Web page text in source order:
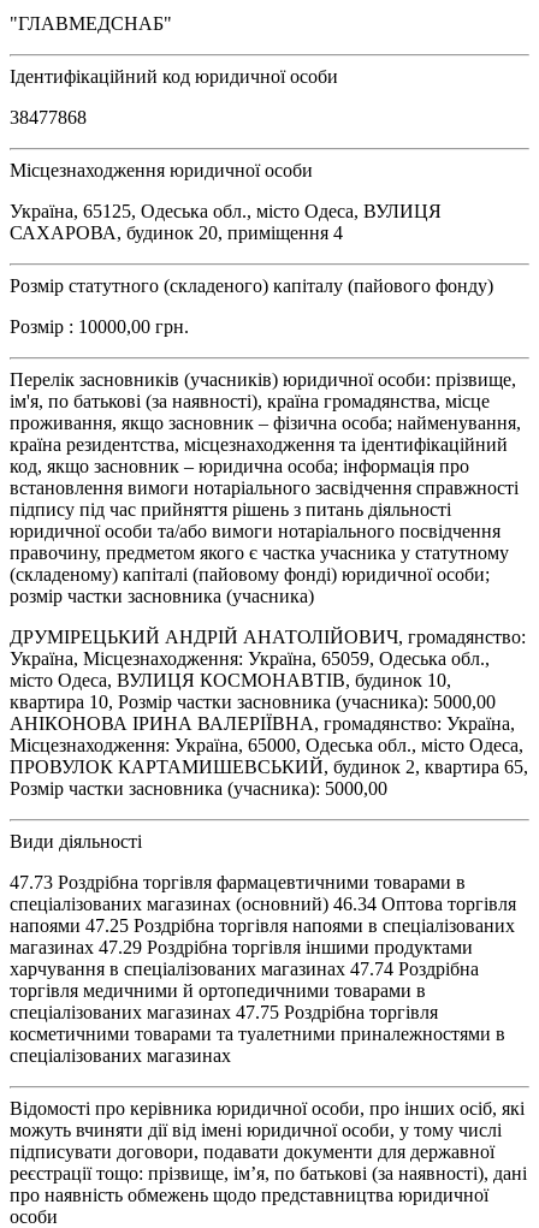
"ГЛАВМЕДСНАБ"
Ідентифікаційний код юридичної особи
38477868
Місцезнаходження юридичної особи
Україна, 65125, Одеська обл., місто Одеса, ВУЛИЦЯ
САХАРОВА, будинок 20, приміщення 4
Розмір статутного (складеного) капіталу (пайового фонду)
Розмір : 10000,00 грн.
Перелік засновників (учасників) юридичної особи: прізвище,
ім'я, по батькові (за наявності), країна громадянства, місце
проживання, якщо засновник – фізична особа; найменування,
країна резидентства, місцезнаходження та ідентифікаційний
код, якщо засновник – юридична особа; інформація про
встановлення вимоги нотаріального засвідчення справжності
підпису під час прийняття рішень з питань діяльності
юридичної особи та/або вимоги нотаріального посвідчення
правочину, предметом якого є частка учасника у статутному
(складеному) капіталі (пайовому фонді) юридичної особи;
розмір частки засновника (учасника)
ДРУМІРЕЦЬКИЙ АНДРІЙ АНАТОЛІЙОВИЧ, громадянство:
Україна, Місцезнаходження: Україна, 65059, Одеська обл.,
місто Одеса, ВУЛИЦЯ КОСМОНАВТІВ, будинок 10,
квартира 10, Розмір частки засновника (учасника): 5000,00
АНІКОНОВА ІРИНА ВАЛЕРІЇВНА, громадянство: Україна,
Місцезнаходження: Україна, 65000, Одеська обл., місто Одеса,
ПРОВУЛОК КАРТАМИШЕВСЬКИЙ, будинок 2, квартира 65,
Розмір частки засновника (учасника): 5000,00
Види діяльності
47.73 Роздрібна торгівля фармацевтичними товарами в
спеціалізованих магазинах (основний) 46.34 Оптова торгівля
напоями 47.25 Роздрібна торгівля напоями в спеціалізованих
магазинах 47.29 Роздрібна торгівля іншими продуктами
харчування в спеціалізованих магазинах 47.74 Роздрібна
торгівля медичними й ортопедичними товарами в
спеціалізованих магазинах 47.75 Роздрібна торгівля
косметичними товарами та туалетними приналежностями в
спеціалізованих магазинах
Відомості про керівника юридичної особи, про інших осіб, які
можуть вчиняти дії від імені юридичної особи, у тому числі
підписувати договори, подавати документи для державної
реєстрації тощо: прізвище, ім’я, по батькові (за наявності), дані
про наявність обмежень щодо представництва юридичної
особи